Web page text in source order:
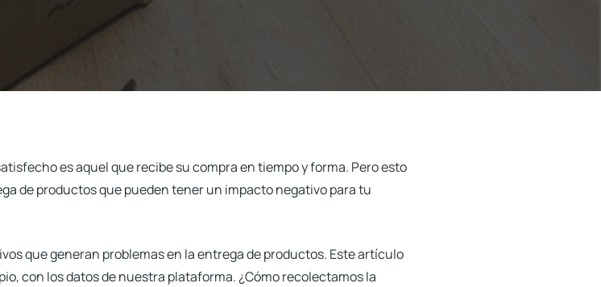
es aquel que recibe su compra en tiempo y forma. Pero esto
de productos que pueden tener un impacto negativo para tu
que generan problemas en la entrega de productos. Este artículo
con los datos de nuestra plataforma. ¿Cómo recolectamos la